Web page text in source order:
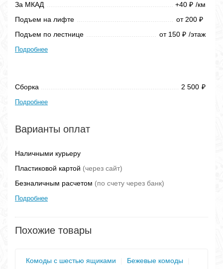
За МКАД +40 ₽ /км
Подъем на лифте
от 200 ₽
Подъем по лестнице от 150 ₽ /этаж
Подробнее
Сборка 2 500 ₽
Подробнее
Варианты оплат
Наличными курьеру
Пластиковой картой (через сайт)
Безналичным расчетом (по счету через банк)
Подробнее
Похожие товары
Комоды с шестью ящиками Бежевые комоды